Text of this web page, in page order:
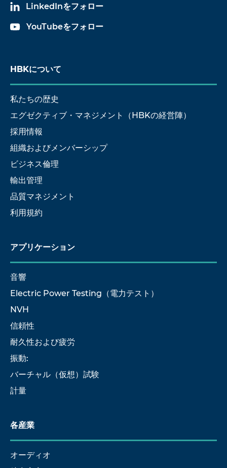
LinkedInをフォロー
YouTubeをフォロー
HBKについて
私たちの歴史
エグゼクティブ・マネジメント（HBKの経営陣）
採用情報
組織およびメンバーシップ
ビジネス倫理
輸出管理
品質マネジメント
利用規約
アプリケーション
音響
Electric Power Testing（電力テスト）
NVH
信頼性
耐久性および疲労
振動:
バーチャル（仮想）試験
計量
各産業
オーディオ